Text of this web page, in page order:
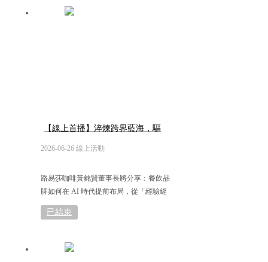
【線上首播】淬煉跨界藍海，驅
2026-06-26 線上活動
路易莎咖啡黃銘賢董事長將分享：餐飲品
牌如何在 AI 時代提前布局，從「經驗經
營」走向「制度管理」，奠定成長關鍵基
礎
已結束